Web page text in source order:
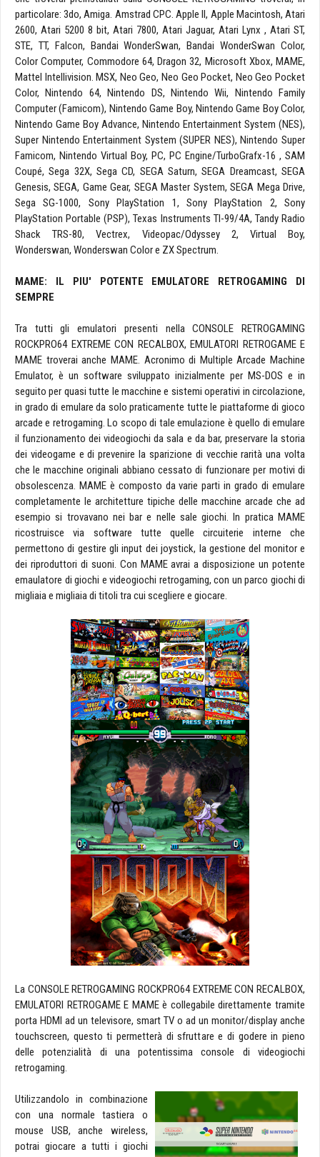
particolare: 3do, Amiga. Amstrad CPC. Apple II, Apple Macintosh, Atari
2600, Atari 5200 8 bit, Atari 7800, Atari Jaguar, Atari Lynx , Atari ST,
STE, TT, Falcon, Bandai WonderSwan, Bandai WonderSwan Color,
Color Computer, Commodore 64, Dragon 32, Microsoft Xbox, MAME,
Mattel Intellivision. MSX, Neo Geo, Neo Geo Pocket, Neo Geo Pocket
Color, Nintendo 64, Nintendo DS, Nintendo Wii, Nintendo Family
Computer (Famicom), Nintendo Game Boy, Nintendo Game Boy Color,
Nintendo Game Boy Advance, Nintendo Entertainment System (NES),
Super Nintendo Entertainment System (SUPER NES), Nintendo Super
Famicom, Nintendo Virtual Boy, PC, PC Engine/TurboGrafx-16 , SAM
Coupé, Sega 32X, Sega CD, SEGA Saturn, SEGA Dreamcast, SEGA
Genesis, SEGA, Game Gear, SEGA Master System, SEGA Mega Drive,
Sega SG-1000, Sony PlayStation 1, Sony PlayStation 2, Sony
PlayStation Portable (PSP), Texas Instruments TI-99/4A, Tandy Radio
Shack TRS-80, Vectrex, Videopac/Odyssey 2, Virtual Boy,
Wonderswan, Wonderswan Color e ZX Spectrum.
MAME: IL PIU' POTENTE EMULATORE RETROGAMING DI
SEMPRE
Tra tutti gli emulatori presenti nella CONSOLE RETROGAMING
ROCKPRO64 EXTREME CON RECALBOX, EMULATORI RETROGAME E
MAME troverai anche MAME. Acronimo di Multiple Arcade Machine
Emulator, è un software sviluppato inizialmente per MS-DOS e in
seguito per quasi tutte le macchine e sistemi operativi in circolazione,
in grado di emulare da solo praticamente tutte le piattaforme di gioco
arcade e retrogaming. Lo scopo di tale emulazione è quello di emulare
il funzionamento dei videogiochi da sala e da bar, preservare la storia
dei videogame e di prevenire la sparizione di vecchie rarità una volta
che le macchine originali abbiano cessato di funzionare per motivi di
obsolescenza. MAME è composto da varie parti in grado di emulare
completamente le architetture tipiche delle macchine arcade che ad
esempio si trovavano nei bar e nelle sale giochi. In pratica MAME
ricostruisce via software tutte quelle circuiterie interne che
permettono di gestire gli input dei joystick, la gestione del monitor e
dei riproduttori di suoni. Con MAME avrai a disposizione un potente
emaulatore di giochi e videogiochi retrogaming, con un parco giochi di
migliaia e migliaia di titoli tra cui scegliere e giocare.
La CONSOLE RETROGAMING ROCKPRO64 EXTREME CON RECALBOX,
EMULATORI RETROGAME E MAME è collegabile direttamente tramite
porta HDMI ad un televisore, smart TV o ad un monitor/display anche
touchscreen, questo ti permetterà di sfruttare e di godere in pieno
delle potenzialità di una potentissima console di videogiochi
retrogaming.
Utilizzandolo in combinazione
con una normale tastiera o
mouse USB, anche wireless,
potrai giocare a tutti i giochi